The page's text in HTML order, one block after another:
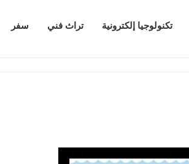
تكنولوجيا إلكترونية تراث فني سفر